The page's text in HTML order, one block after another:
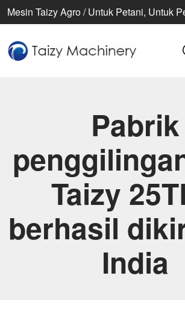
Mesin Taizy Agro / Untuk Petani, Untuk
Pabrik
Taizy
berhasil
India